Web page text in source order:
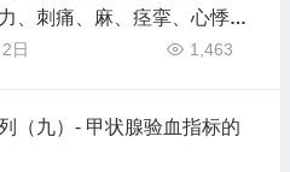
、刺痛、麻、痉挛、心悸、
、皮肤变色等
日 1,463
（九）- 甲状腺验血指标的